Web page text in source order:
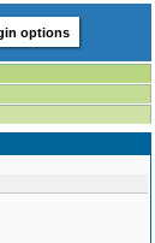
options